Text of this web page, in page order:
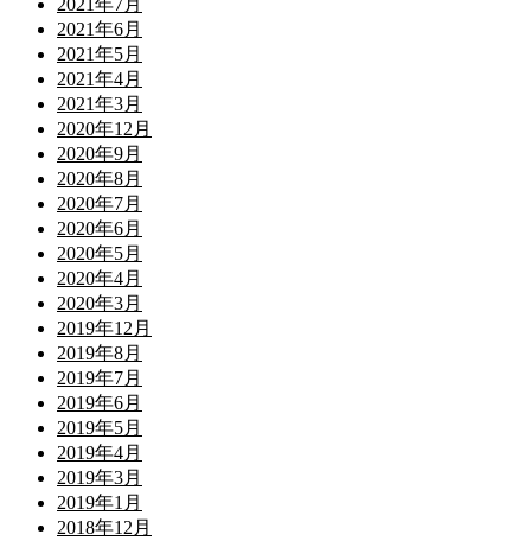
2021年7月
2021年6月
2021年5月
2021年4月
2021年3月
2020年12月
2020年9月
2020年8月
2020年7月
2020年6月
2020年5月
2020年4月
2020年3月
2019年12月
2019年8月
2019年7月
2019年6月
2019年5月
2019年4月
2019年3月
2019年1月
2018年12月